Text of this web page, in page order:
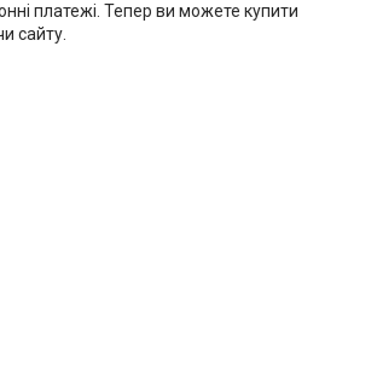
платежі. Тепер ви можете купити
сайту.